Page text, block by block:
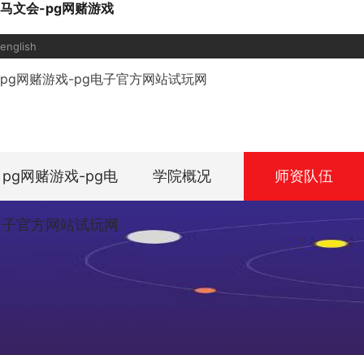
马文会-pg网赌游戏
english
pg网赌游戏-pg电子官方网站试玩网
pg网赌游戏-pg电
子官方网站试玩网
学院概况 师资队伍